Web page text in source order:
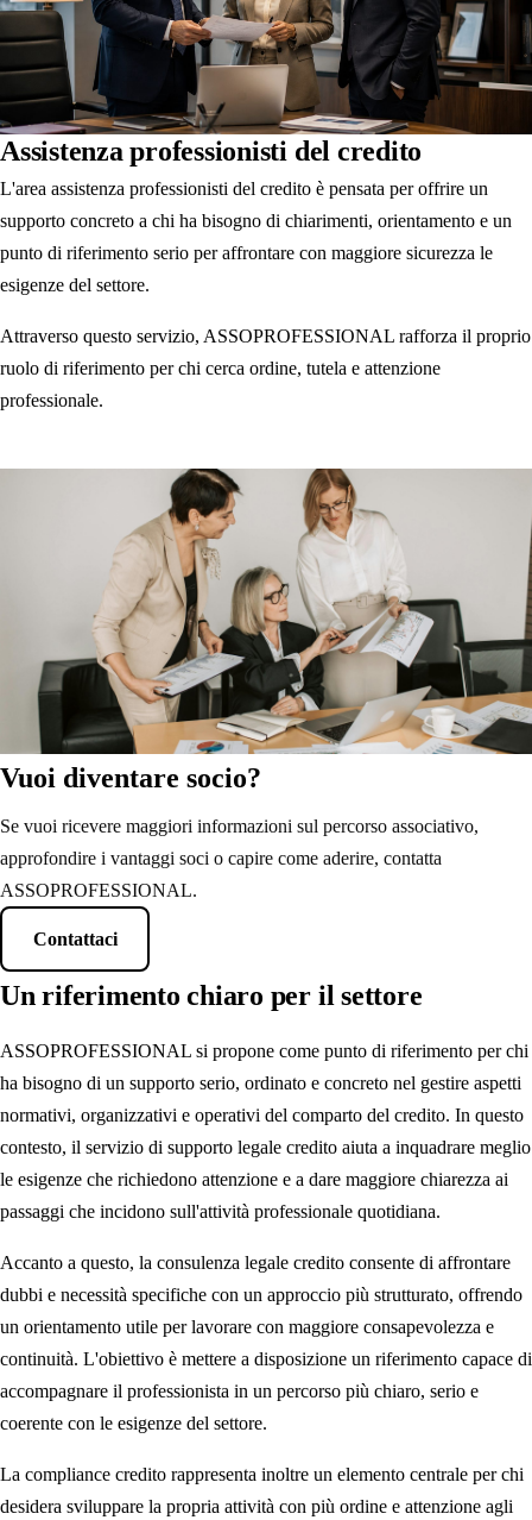
Assistenza professionisti del credito
L'area assistenza professionisti del credito è pensata per offrire un
supporto concreto a chi ha bisogno di chiarimenti, orientamento e un
punto di riferimento serio per affrontare con maggiore sicurezza le
esigenze del settore.
Attraverso questo servizio, ASSOPROFESSIONAL rafforza il proprio
ruolo di riferimento per chi cerca ordine, tutela e attenzione
professionale.
Vuoi diventare socio?
Se vuoi ricevere maggiori informazioni sul percorso associativo,
approfondire i vantaggi soci o capire come aderire, contatta
ASSOPROFESSIONAL.
Contattaci
Un riferimento chiaro per il settore
ASSOPROFESSIONAL si propone come punto di riferimento per chi
ha bisogno di un supporto serio, ordinato e concreto nel gestire aspetti
normativi, organizzativi e operativi del comparto del credito. In questo
contesto, il servizio di supporto legale credito aiuta a inquadrare meglio
le esigenze che richiedono attenzione e a dare maggiore chiarezza ai
passaggi che incidono sull'attività professionale quotidiana.
Accanto a questo, la consulenza legale credito consente di affrontare
dubbi e necessità specifiche con un approccio più strutturato, offrendo
un orientamento utile per lavorare con maggiore consapevolezza e
continuità. L'obiettivo è mettere a disposizione un riferimento capace di
accompagnare il professionista in un percorso più chiaro, serio e
coerente con le esigenze del settore.
La compliance credito rappresenta inoltre un elemento centrale per chi
desidera sviluppare la propria attività con più ordine e attenzione agli